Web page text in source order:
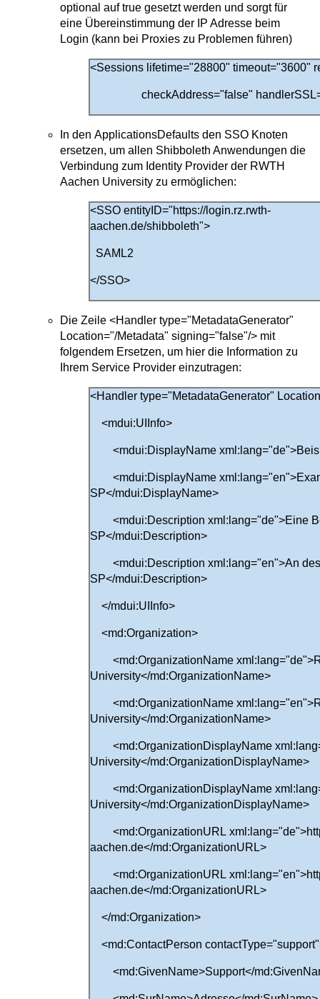
optional auf true gesetzt werden und sorgt für
eine Übereinstimmung der IP Adresse beim
Login (kann bei Proxies zu Problemen führen)
<Sessions lifetime="28800" timeout="3600"
checkAddress="false"
In den ApplicationsDefaults den SSO Knoten
ersetzen, um allen Shibboleth Anwendungen die
Verbindung zum Identity Provider der RWTH
Aachen University zu ermöglichen:
<SSO entityID="https://login.rz.rwth-
aachen.de/shibboleth">
SAML2
</SSO>
Die Zeile <Handler type="MetadataGenerator"
Location="/Metadata" signing="false"/> mit
folgendem Ersetzen, um hier die Information zu
Ihrem Service Provider einzutragen:
<Handler type="MetadataGenerator"
<mdui:UIInfo>
<mdui:DisplayName
<mdui:DisplayName
SP</mdui:DisplayName>
<mdui:Description xml:lang="de">Eine
SP</mdui:Description>
<mdui:Description xml:lang="en">An
SP</mdui:Description>
</mdui:UIInfo>
<md:Organization>
<md:OrganizationName
University</md:OrganizationName>
<md:OrganizationName
University</md:OrganizationName>
<md:OrganizationDisplayName
University</md:OrganizationDisplayName>
<md:OrganizationDisplayName
University</md:OrganizationDisplayName>
<md:OrganizationURL
aachen.de</md:OrganizationURL>
<md:OrganizationURL
aachen.de</md:OrganizationURL>
</md:Organization>
<md:ContactPerson
<md:GivenName>Support</